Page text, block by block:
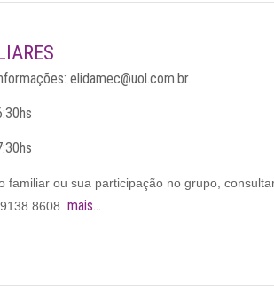
elidamec@uol.com.br
familiar ou sua participação no grupo,
8608. mais...